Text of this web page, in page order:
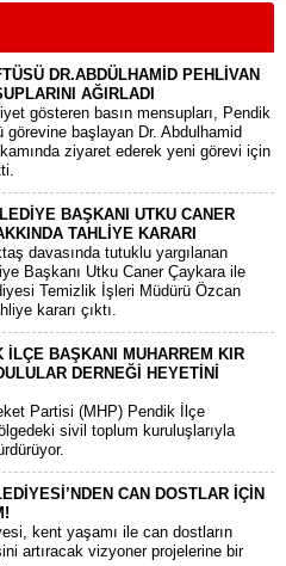
DR.ABDÜLHAMİD PEHLİVAN
AĞIRLADI
gösteren basın mensupları, Pendik
görevine başlayan Dr. Abdulhamid
ziyaret ederek yeni görevi için
BAŞKANI UTKU CANER
TAHLİYE KARARI
davasında tutuklu yargılanan
Başkanı Utku Caner Çaykara ile
Temizlik İşleri Müdürü Özcan
kararı çıktı.
İLÇE BAŞKANI MUHARREM KIR
DERNEĞİ HEYETİNİ
Partisi (MHP) Pendik İlçe
sivil toplum kuruluşlarıyla
CAN DOSTLAR İÇİN
kent yaşamı ile can dostların
artıracak vizyoner projelerine bir